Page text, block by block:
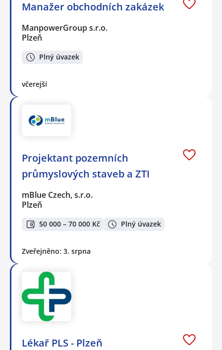
Manažer obchodních zakázek
ManpowerGroup s.r.o.
Plzeň
Plný úvazek
včerejší
Projektant pozemních
průmyslových staveb a ZTI
mBlue Czech, s.r.o.
Plzeň
50 000 – 70 000 Kč Plný úvazek
Zveřejněno: 3. srpna
Lékař PLS - Plzeň